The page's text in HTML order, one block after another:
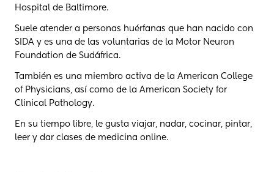
Hospital de Baltimore.
Suele atender a personas huérfanas que han nacido con
SIDA y es una de las voluntarias de la Motor Neuron
Foundation de Sudáfrica.
También es una miembro activa de la American College
of Physicians, así como de la American Society for
Clinical Pathology.
En su tiempo libre, le gusta viajar, nadar, cocinar, pintar,
leer y dar clases de medicina online.